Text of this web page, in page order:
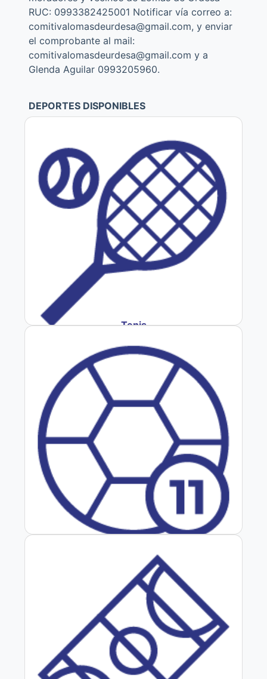
RUC: 0993382425001 Notificar vía correo a:
comitivalomasdeurdesa@gmail.com, y enviar
el comprobante al mail:
comitivalomasdeurdesa@gmail.com y a
Glenda Aguilar 0993205960.
DEPORTES DISPONIBLES
Tenis
Fútbol